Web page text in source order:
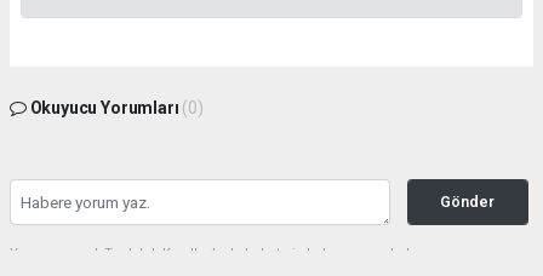
Okuyucu Yorumları (0)
Gönder
Yorum yazarak Topluluk Kuralları’nı kabul etmiş bulunuyor ve haberunye.com